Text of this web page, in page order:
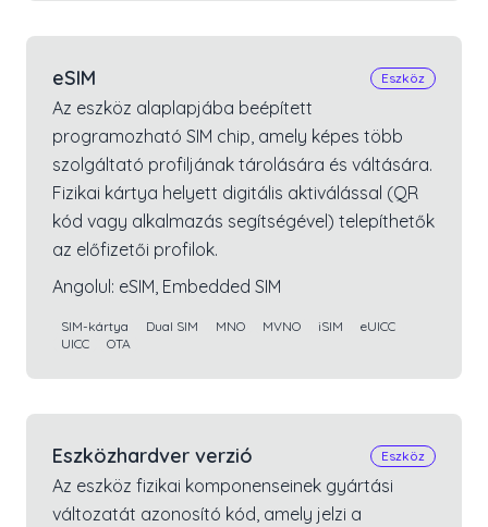
eSIM Eszköz
Az eszköz alaplapjába beépített
programozható SIM chip, amely képes több
szolgáltató profiljának tárolására és váltására.
Fizikai kártya helyett digitális aktiválással (QR
kód vagy alkalmazás segítségével) telepíthetők
az előfizetői profilok.
Angolul: eSIM, Embedded SIM
SIM-kártya Dual SIM MNO MVNO iSIM
eUICC
UICC
OTA
Eszközhardver verzió Eszköz
Az eszköz fizikai komponenseinek gyártási
változatát azonosító kód, amely jelzi a